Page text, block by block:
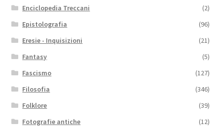
Enciclopedia Treccani
(2)
Epistolografia
(96)
Eresie - Inquisizioni
(21)
Fantasy
(5)
Fascismo
(127)
Filosofia
(346)
Folklore
(39)
Fotografie antiche
(12)